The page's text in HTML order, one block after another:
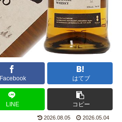
Facebook はてブ
LINE コピー
2026.08.05 2026.05.04